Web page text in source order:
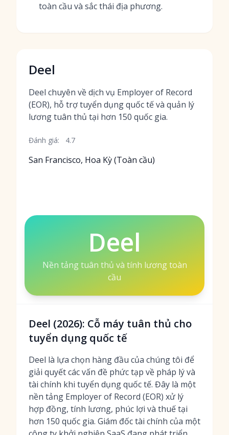
toàn cầu và sắc thái địa phương.
Deel
Deel chuyên về dịch vụ Employer of Record
(EOR), hỗ trợ tuyển dụng quốc tế và quản lý
lương tuân thủ tại hơn 150 quốc gia.
Đánh giá: 4.7
San Francisco, Hoa Kỳ (Toàn cầu)
Deel
Nền tảng tuân thủ và tính lương toàn
cầu
Deel (2026): Cỗ máy tuân thủ cho
tuyển dụng quốc tế
Deel là lựa chọn hàng đầu của chúng tôi để
giải quyết các vấn đề phức tạp về pháp lý và
tài chính khi tuyển dụng quốc tế. Đây là một
nền tảng Employer of Record (EOR) xử lý
hợp đồng, tính lương, phúc lợi và thuế tại
hơn 150 quốc gia. Giám đốc tài chính của một